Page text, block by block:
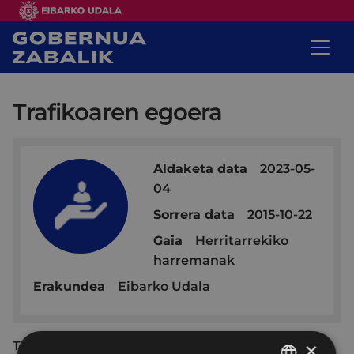
Trafikoaren egoera
Aldaketa data
2023-05-
04
Sorrera data
2015-10-22
Gaia
Herritarrekiko
harremanak
Erakundea
Eibarko Udala
Trafikoaren egoera zein itxitako bide-zatiei